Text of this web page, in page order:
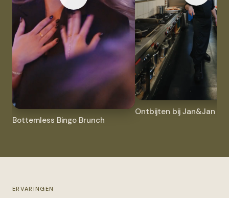
Bottemless Bingo Brunch
Ontbijten bij Jan&Jan
ERVARINGEN